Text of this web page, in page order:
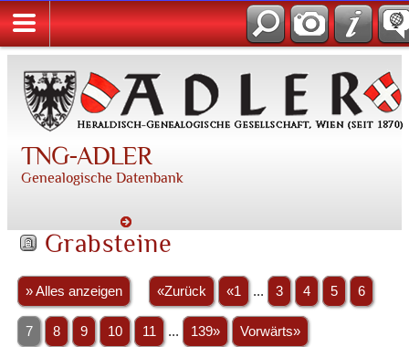
TNG-ADLER
Genealogische Datenbank
Grabsteine
» Alles anzeigen «Zurück «1 ... 3 4 5 6
7 8 9 10 11 ... 139» Vorwärts»